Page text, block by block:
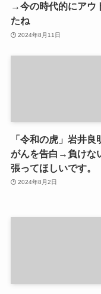
→今の時代的にアウ
たね
2024年8月11日
「令和の虎」岩井
がんを告白→負けな
張ってほしいです。
2024年8月2日